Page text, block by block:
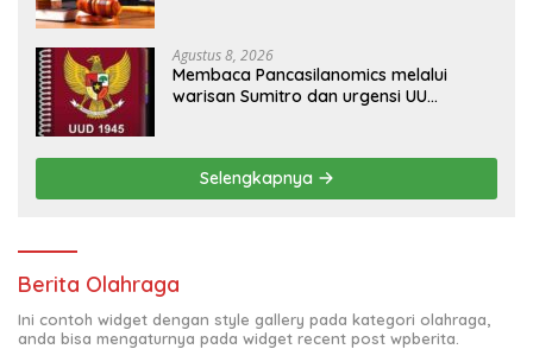
Agustus 8, 2026
Membaca Pancasilanomics melalui
warisan Sumitro dan urgensi UU
Selengkapnya
Berita Olahraga
Ini contoh widget dengan style gallery pada kategori olahraga,
anda bisa mengaturnya pada widget recent post wpberita.